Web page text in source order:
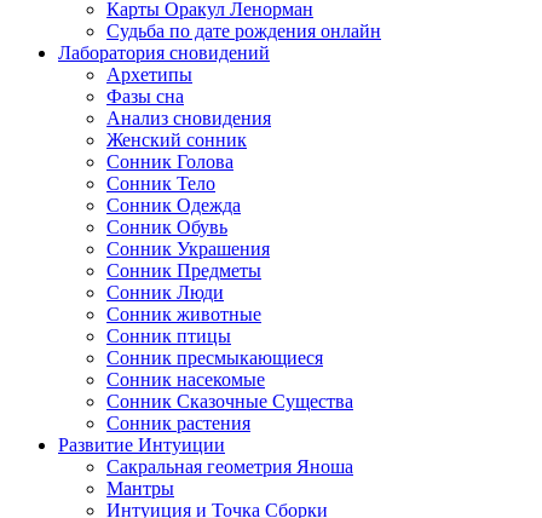
Карты Оракул Ленорман
Судьба по дате рождения онлайн
Лаборатория сновидений
Архетипы
Фазы сна
Анализ сновидения
Женский сонник
Сонник Голова
Сонник Тело
Сонник Одежда
Сонник Обувь
Сонник Украшения
Сонник Предметы
Сонник Люди
Сонник животные
Сонник птицы
Сонник пресмыкающиеся
Сонник насекомые
Сонник Сказочные Существа
Сонник растения
Развитие Интуиции
Сакральная геометрия Яноша
Мантры
Интуиция и Точка Сборки